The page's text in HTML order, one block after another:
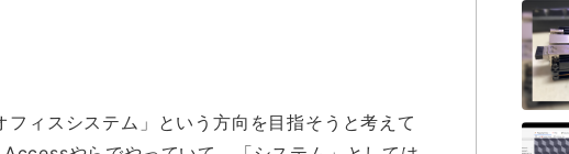
ィスシステム」という方向を目指そうと考えて